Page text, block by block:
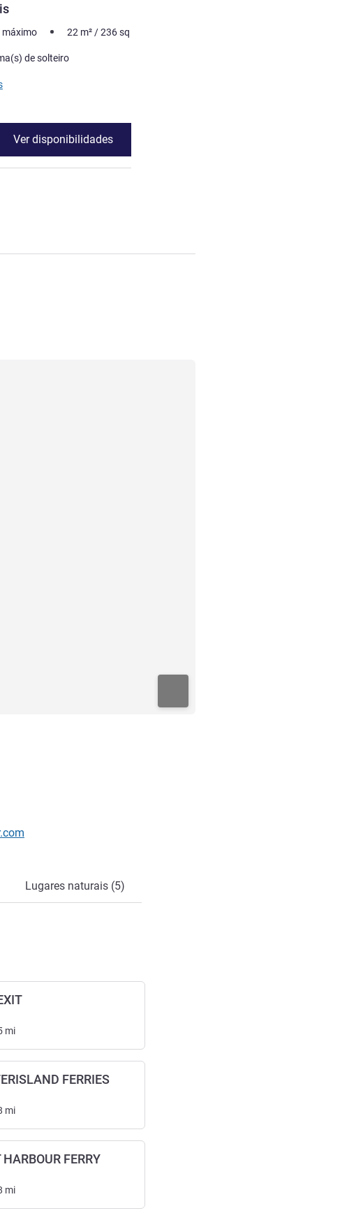
máximo 22 m² /236sq ft
de solteiro
Ver disponibilidades
Lugares naturais (5)
mi
FERRIES
mi
FERRY
mi